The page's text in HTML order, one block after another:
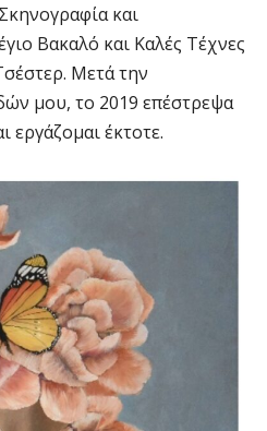
και
Βακαλό και Καλές Τέχνες
Μετά την
μου, το 2019 επέστρεψα
εργάζομαι έκτοτε.